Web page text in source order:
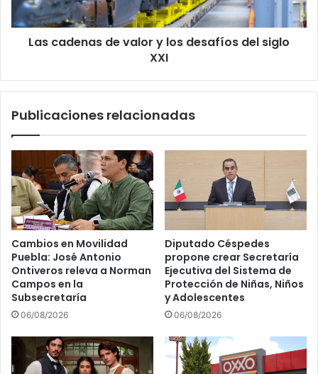
del
siglo
Las cadenas de valor y los desafíos del siglo
XXI
Publicaciones relacionadas
Cambios en Movilidad
Puebla: José Antonio
Ontiveros releva a Norman
Campos en la
Subsecretaría
06/08/2026
Diputado Céspedes
propone crear Secretaría
Ejecutiva del Sistema de
Protección de Niñas, Niños
y Adolescentes
06/08/2026